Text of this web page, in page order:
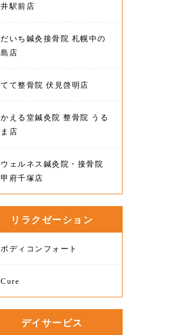
井駅前店
だいち鍼灸接骨院 札幌中の
島店
てて整骨院 伏見啓明店
かえる堂鍼灸院 整骨院 うる
ま店
ウェルネス鍼灸院・接骨院
甲府千塚店
リラクゼーション
ボディコンフォート
Cure
デイサービス